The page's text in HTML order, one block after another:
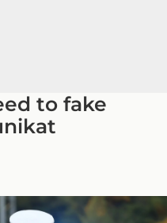
to fake